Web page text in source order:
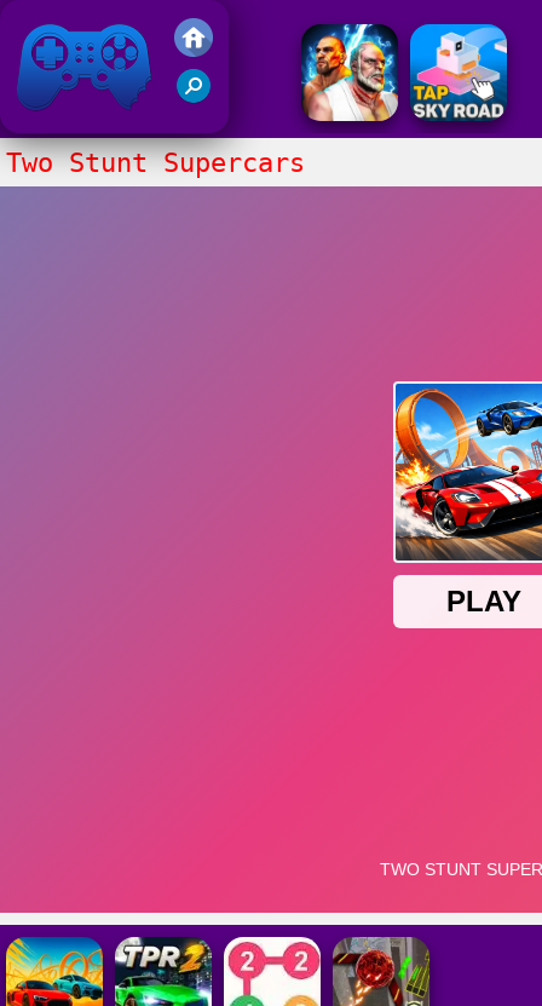
Juegos Friv 2017
Two Stunt Supercars